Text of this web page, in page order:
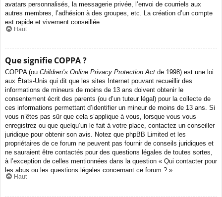
avatars personnalisés, la messagerie privée, l’envoi de courriels aux
autres membres, l’adhésion à des groupes, etc. La création d’un compte
est rapide et vivement conseillée.
Haut
Que signifie COPPA ?
COPPA (ou Children’s Online Privacy Protection Act de 1998) est une loi
aux États-Unis qui dit que les sites Internet pouvant recueillir des
informations de mineurs de moins de 13 ans doivent obtenir le
consentement écrit des parents (ou d’un tuteur légal) pour la collecte de
ces informations permettant d’identifier un mineur de moins de 13 ans. Si
vous n’êtes pas sûr que cela s’applique à vous, lorsque vous vous
enregistrez ou que quelqu’un le fait à votre place, contactez un conseiller
juridique pour obtenir son avis. Notez que phpBB Limited et les
propriétaires de ce forum ne peuvent pas fournir de conseils juridiques et
ne sauraient être contactés pour des questions légales de toutes sortes,
à l’exception de celles mentionnées dans la question « Qui contacter pour
les abus ou les questions légales concernant ce forum ? ».
Haut